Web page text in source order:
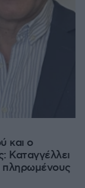
και ο
Καταγγέλλει
πληρωμένους